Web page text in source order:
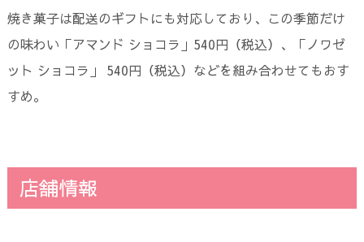
焼き菓子は配送のギフトにも対応しており、この季節だけ
の味わい「アマンド ショコラ」540円（税込）、「ノワゼ
ット ショコラ」 540円（税込）などを組み合わせてもおす
すめ。
店舗情報